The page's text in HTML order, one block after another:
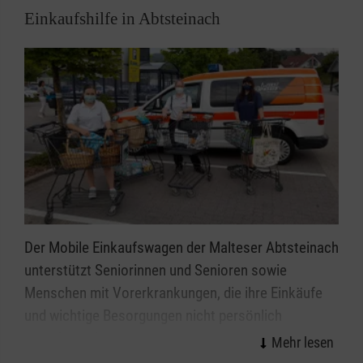
69483 Wald-Michelbach, Adam-Karrillon-Straße
69483 Wald-Michelbach, Auf der Höh
Einkaufshilfe in Abtsteinach
Der Mobile Einkaufswagen der Malteser Abtsteinach
unterstützt Seniorinnen und Senioren sowie
Menschen mit Vorerkrankungen, die ihre Einkäufe